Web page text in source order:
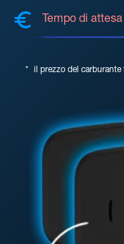
Tempo di
* il prezzo del